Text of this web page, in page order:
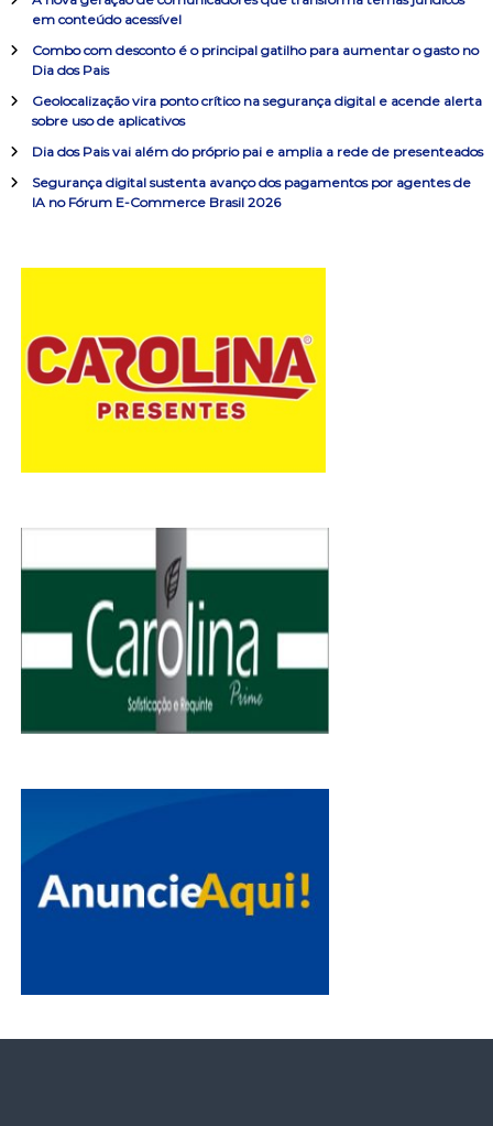
d
P
s
r
o
:
em conteúdo acessível
Combo com desconto é o principal gatilho para aumentar o gasto no
Dia dos Pais
Geolocalização vira ponto crítico na segurança digital e acende alerta
sobre uso de aplicativos
Dia dos Pais vai além do próprio pai e amplia a rede de presenteados
Segurança digital sustenta avanço dos pagamentos por agentes de
IA no Fórum E-Commerce Brasil 2026